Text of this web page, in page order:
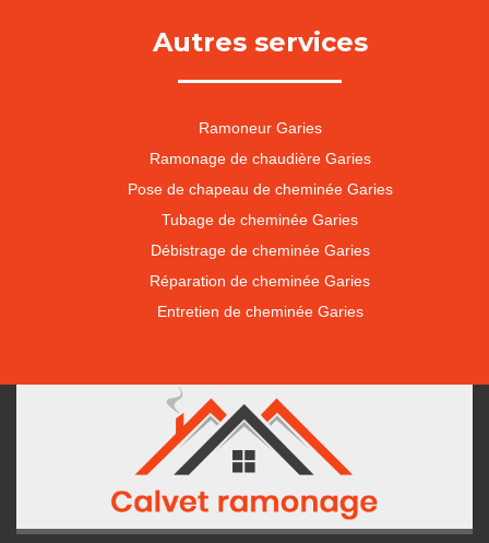
Autres services
Ramoneur Garies
Ramonage de chaudière Garies
Pose de chapeau de cheminée Garies
Tubage de cheminée Garies
Débistrage de cheminée Garies
Réparation de cheminée Garies
Entretien de cheminée Garies